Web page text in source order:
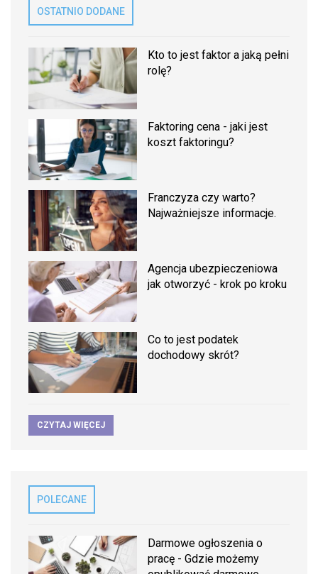
OSTATNIO DODANE
Kto to jest faktor a jaką pełni
rolę?
Faktoring cena - jaki jest
koszt faktoringu?
Franczyza czy warto?
Najważniejsze informacje.
Agencja ubezpieczeniowa
jak otworzyć - krok po kroku
Co to jest podatek
dochodowy skrót?
CZYTAJ WIĘCEJ
POLECANE
Darmowe ogłoszenia o
pracę - Gdzie możemy